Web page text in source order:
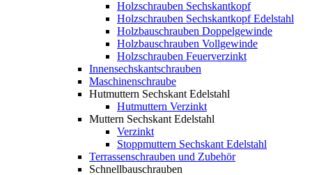
Holzschrauben Sechskantkopf
Holzschrauben Sechskantkopf Edelstahl
Holzbauschrauben Doppelgewinde
Holzbauschrauben Vollgewinde
Holzschrauben Feuerverzinkt
Innensechskantschrauben
Maschinenschraube
Hutmuttern Sechskant Edelstahl
Hutmuttern Verzinkt
Muttern Sechskant Edelstahl
Verzinkt
Stoppmuttern Sechskant Edelstahl
Terrassenschrauben und Zubehör
Schnellbauschrauben